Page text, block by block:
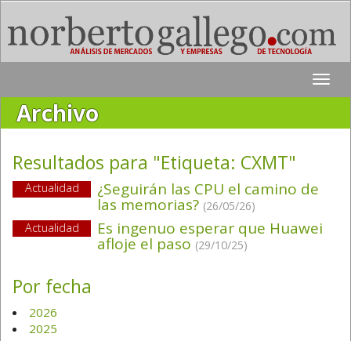
Toggle
Archivo
Resultados para "Etiqueta: CXMT"
Actualidad ¿Seguirán las CPU el camino de
las memorias? (26/05/26)
Actualidad
Es ingenuo esperar que Huawei
afloje el paso (29/10/25)
Por fecha
2026
2025